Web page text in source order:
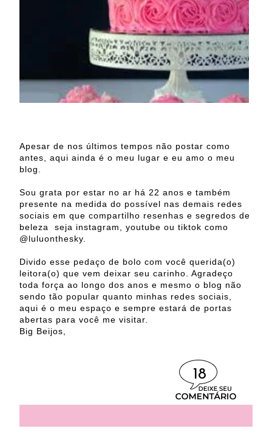
Apesar de nos últimos tempos não postar como
antes, aqui ainda é o meu lugar e eu amo o meu
blog.
Sou grata por estar no ar há 22 anos e também
presente na medida do possível nas demais redes
sociais em que compartilho resenhas e segredos de
beleza seja instagram, youtube ou tiktok como
@luluonthesky.
Divido esse pedaço de bolo com você querida(o)
leitora(o) que vem deixar seu carinho. Agradeço
toda força ao longo dos anos e mesmo o blog não
sendo tão popular quanto minhas redes sociais,
aqui é o meu espaço e sempre estará de portas
abertas para você me visitar.
Big Beijos,
18